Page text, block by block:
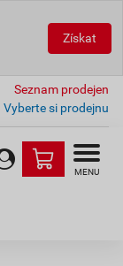
Získat
Seznam prodejen
Vyberte si prodejnu
MENU